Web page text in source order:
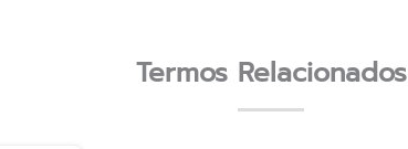
Termos Relacionados